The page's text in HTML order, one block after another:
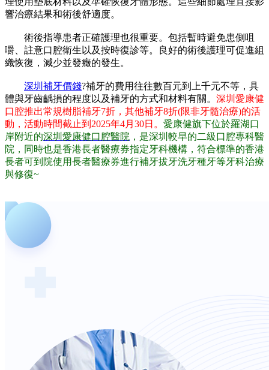
響治療結果和術後舒適度。
術後指導患者正確護理也很重要。包括暫時避免患側咀
嚼、註意口腔衛生以及按時復診等。良好的術後護理可促進組
織恢復，減少並發癥的發生。
深圳補牙價錢?補牙的費用往往數百元到上千元不等，具
體與牙齒齲損的程度以及補牙的方式和材料有關。 深圳愛康健
口腔推出常規樹脂補牙7折，其他補牙8折(限非牙髓治療)的活
動，活動時間截止到2025年4月30日。 愛康健旗下位於羅湖口
岸附近的深圳愛康健口腔醫院 ，是深圳較早的二級口腔專科醫
院，同時也是香港長者醫療券指定牙科機構，符合標準的香港
長者可到院使用長者醫療券進行補牙拔牙洗牙種牙等牙科治療
與修復~